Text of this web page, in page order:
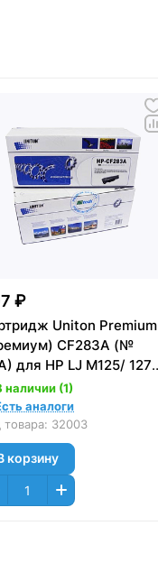
₽
Uniton Premium
CF283A (№
для HP LJ M125/ 127
наличии (1)
аналоги
товара: 32003
корзину